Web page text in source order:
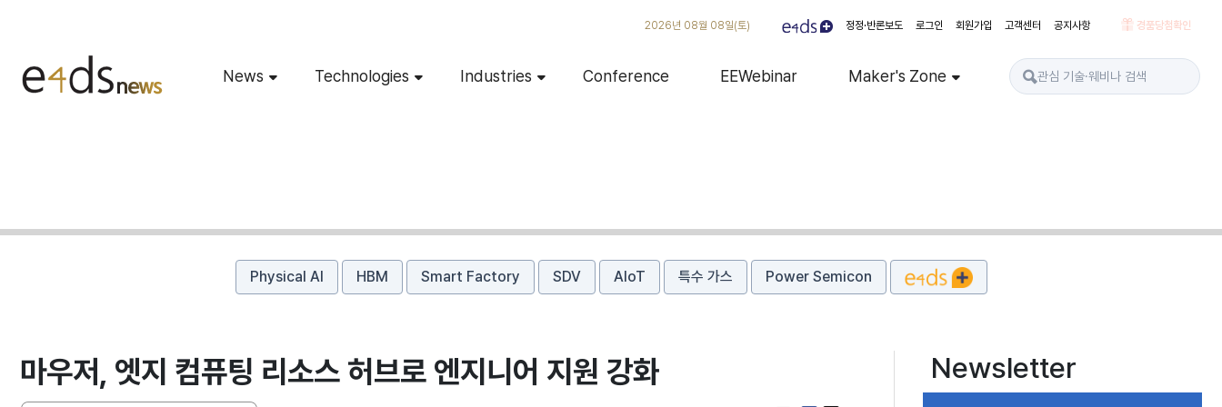
2026년 08월 08일(토) 정정·반론보도 로그인 회원가입 고객센터 공지사항 경품당첨확인
News Technologies Industries Conference EEWebinar Maker's Zone
Physical AI HBM Smart Factory SDV AIoT 특수 가스 Power Semicon
마우저, 엣지 컴퓨팅 리소스 허브로 엔지니어 지원 강화 Newsletter